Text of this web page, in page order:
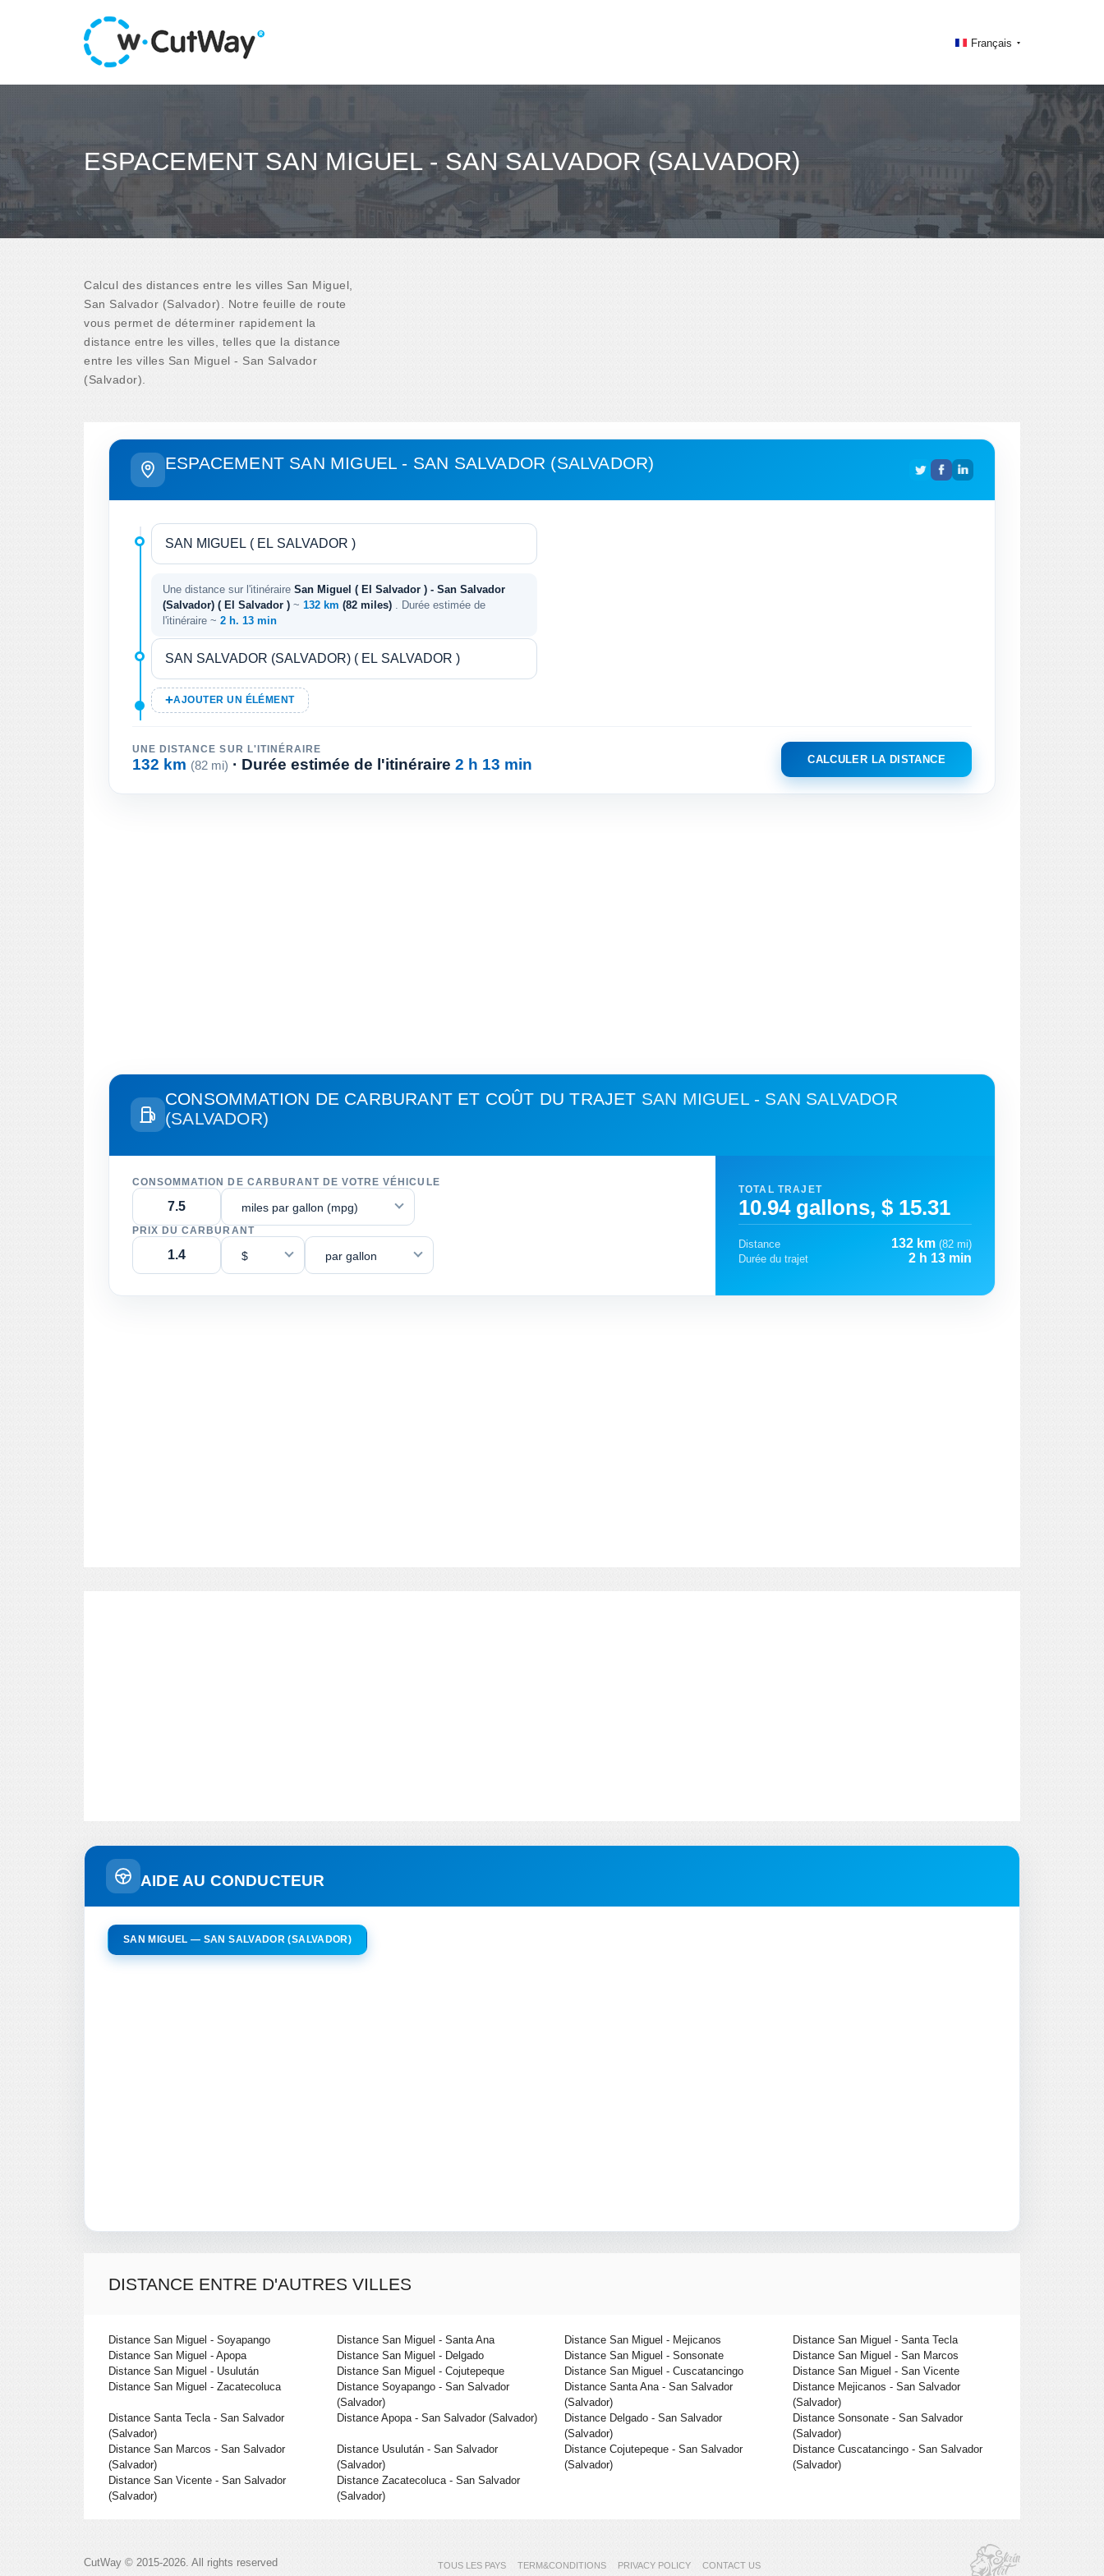
Français
ESPACEMENT SAN MIGUEL - SAN SALVADOR (SALVADOR)
Calcul des distances entre les villes San Miguel,
San Salvador (Salvador). Notre feuille de route
vous permet de déterminer rapidement la
distance entre les villes, telles que la distance
entre les villes San Miguel - San Salvador
(Salvador).
ESPACEMENT SAN MIGUEL - SAN SALVADOR (SALVADOR)
Une distance sur l'itinéraire San Miguel ( El Salvador ) - San Salvador
(Salvador) ( El Salvador ) ~ 132 km (82 miles)
. Durée estimée de
l'itinéraire ~ 2 h. 13 min
AJOUTER UN ÉLÉMENT
UNE DISTANCE SUR L'ITINÉRAIRE
132 km (82 mi) · Durée estimée de l'itinéraire 2 h 13 min CALCULER LA DISTANCE
CONSOMMATION DE CARBURANT ET COÛT DU TRAJET SAN MIGUEL - SAN SALVADOR
(SALVADOR)
CONSOMMATION DE CARBURANT DE VOTRE VÉHICULE
miles par gallon (mpg)
PRIX DU CARBURANT
$ par gallon
TOTAL TRAJET
10.94 gallons, $ 15.31
Distance 132 km (82 mi)
Durée du trajet
2 h 13 min
AIDE AU CONDUCTEUR
SAN MIGUEL — SAN SALVADOR (SALVADOR)
DISTANCE ENTRE D'AUTRES VILLES
Distance San Miguel - Soyapango Distance San Miguel - Santa Ana Distance San Miguel - Mejicanos
Distance San Miguel - Santa Tecla
Distance San Miguel - Apopa
Distance San Miguel - Delgado Distance San Miguel - Sonsonate
Distance San Miguel - San Marcos
Distance San Miguel - Usulután
Distance San Miguel - Cojutepeque Distance San Miguel - Cuscatancingo
Distance San Miguel - San Vicente
Distance San Miguel - Zacatecoluca
Distance Soyapango - San Salvador
(Salvador)
Distance Santa Ana - San Salvador
(Salvador)
Distance Mejicanos - San Salvador
(Salvador)
Distance Santa Tecla - San Salvador
(Salvador)
Distance Apopa - San Salvador (Salvador)
Distance Delgado - San Salvador
(Salvador)
Distance Sonsonate - San Salvador
(Salvador)
Distance San Marcos - San Salvador
(Salvador)
Distance Usulután - San Salvador
(Salvador)
Distance Cojutepeque - San Salvador
(Salvador)
Distance Cuscatancingo - San Salvador
(Salvador)
Distance San Vicente - San Salvador
(Salvador)
Distance Zacatecoluca - San Salvador
(Salvador)
CutWay © 2015-2026. All rights reserved TOUS LES PAYS TERM&CONDITIONS PRIVACY POLICY CONTACT US